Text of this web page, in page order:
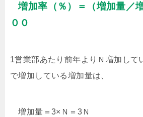
増加率（％）＝（増加量／
００
1営業部あたり前年よりＮ増加して
で増加している増加量は、
増加量＝3×Ｎ＝3Ｎ